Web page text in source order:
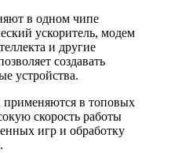
в одном чипе
ускоритель, модем
и другие
создавать
устройства.
применяются в топовых
скорость работы
игр и обработку